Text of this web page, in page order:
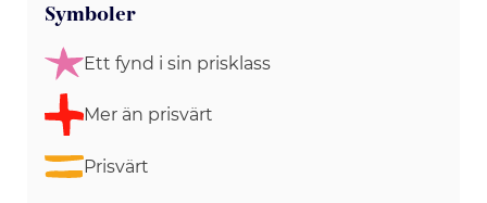
Symboler
Ett fynd i sin prisklass
Mer än prisvärt
Prisvärt